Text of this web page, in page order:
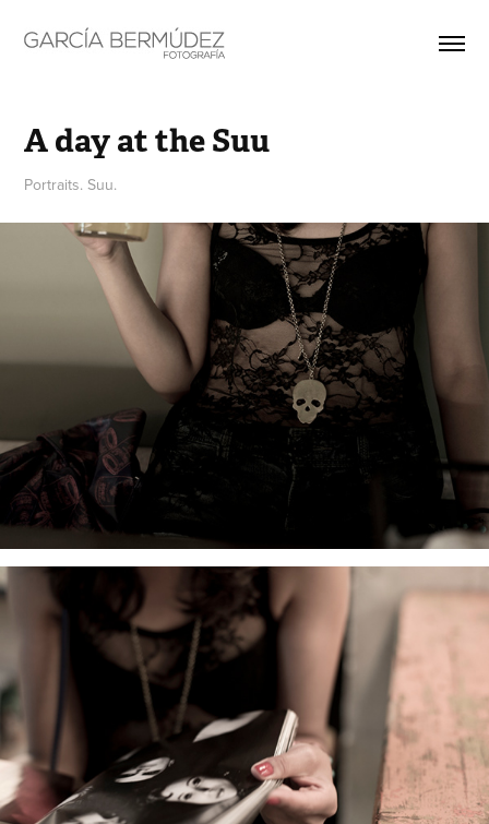
A day at the Suu
Portraits. Suu.